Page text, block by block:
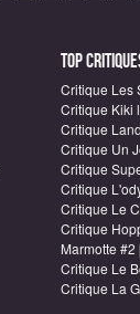
Top
Critique Les
Critique Kiki
Critique
Critique Un
Critique
Critique
Critique Le
Critique
Marmotte #2
Critique Le
Critique La